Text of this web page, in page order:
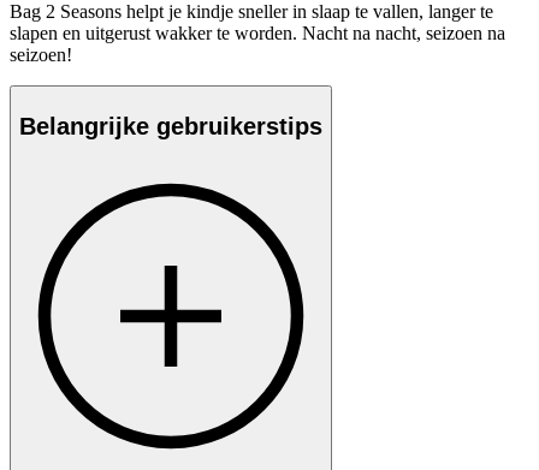
Bag 2 Seasons helpt je kindje sneller in slaap te vallen, langer te
slapen en uitgerust wakker te worden. Nacht na nacht, seizoen na
seizoen!
Belangrijke gebruikerstips